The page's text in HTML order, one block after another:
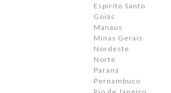
Espírito Santo
Goiás
Manaus
Minas Gerais
Nordeste
Norte
Paraná
Pernambuco